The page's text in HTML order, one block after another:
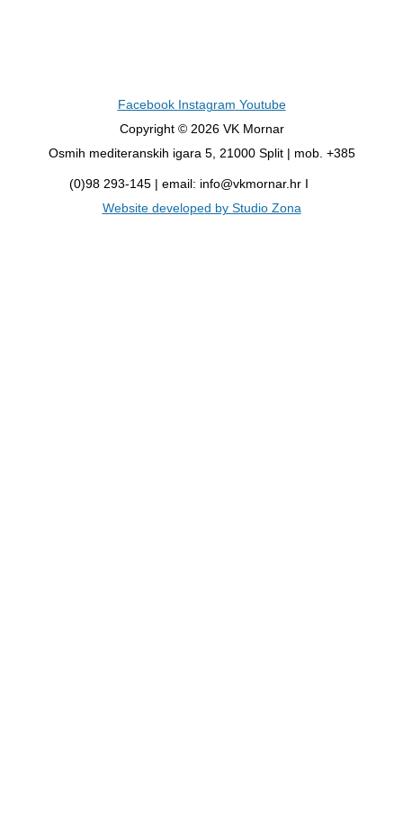
Facebook Instagram Youtube
Copyright © 2026 VK Mornar
Osmih mediteranskih igara 5, 21000 Split | mob. +385
(0)98 293-145 | email: info@vkmornar.hr I
Website developed by Studio Zona